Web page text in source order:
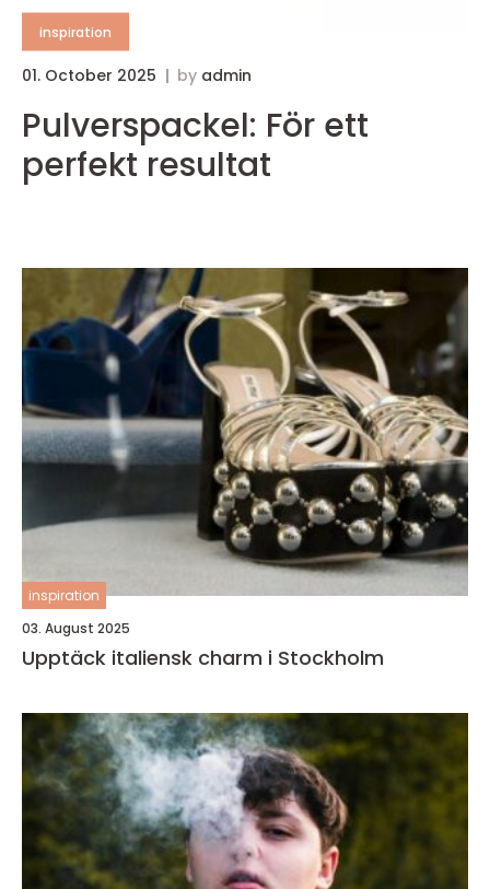
inspiration
01. October 2025 by admin
Pulverspackel: För ett
perfekt resultat
inspiration
03. August 2025
Upptäck italiensk charm i Stockholm